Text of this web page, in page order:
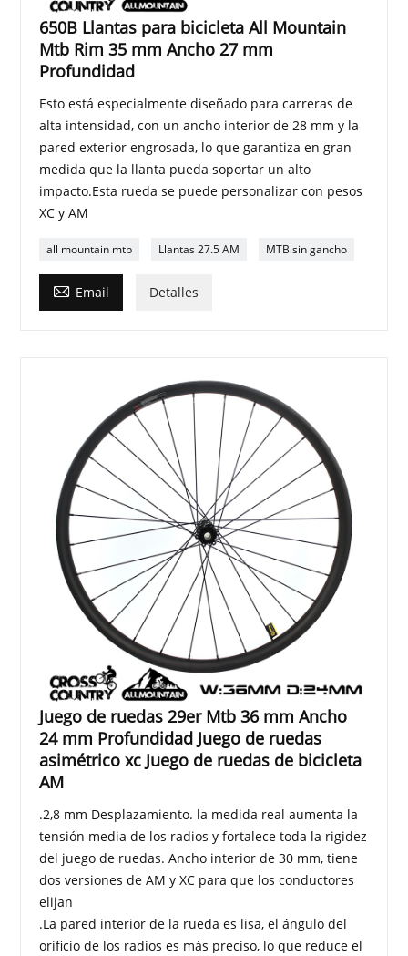
650B Llantas para bicicleta All Mountain
Mtb Rim 35 mm Ancho 27 mm
Profundidad
Esto está especialmente diseñado para carreras de
alta intensidad, con un ancho interior de 28 mm y la
pared exterior engrosada, lo que garantiza en gran
medida que la llanta pueda soportar un alto
impacto.Esta rueda se puede personalizar con pesos
XC y AM
all mountain mtb Llantas 27.5 AM MTB sin gancho
 Email Detalles
Juego de ruedas 29er Mtb 36 mm Ancho
24 mm Profundidad Juego de ruedas
asimétrico xc Juego de ruedas de bicicleta
AM
.2,8 mm Desplazamiento. la medida real aumenta la
tensión media de los radios y fortalece toda la rigidez
del juego de ruedas. Ancho interior de 30 mm, tiene
dos versiones de AM y XC para que los conductores
elijan
.La pared interior de la rueda es lisa, el ángulo del
orificio de los radios es más preciso, lo que reduce el